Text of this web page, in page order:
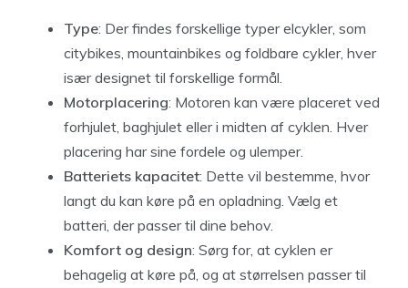
Type: Der findes forskellige typer elcykler, som
citybikes, mountainbikes og foldbare cykler, hver
især designet til forskellige formål.
Motorplacering: Motoren kan være placeret ved
forhjulet, baghjulet eller i midten af cyklen. Hver
placering har sine fordele og ulemper.
Batteriets kapacitet: Dette vil bestemme, hvor
langt du kan køre på en opladning. Vælg et
batteri, der passer til dine behov.
Komfort og design: Sørg for, at cyklen er
behagelig at køre på, og at størrelsen passer til